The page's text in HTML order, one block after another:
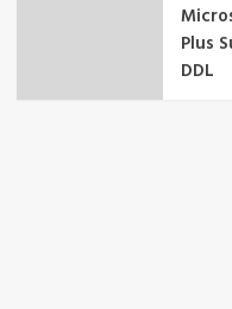
Plus
DDL